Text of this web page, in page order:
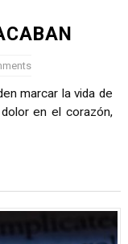
marcar la vida de
en el corazón,